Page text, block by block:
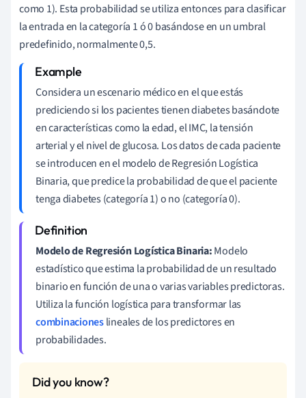
como 1). Esta probabilidad se utiliza entonces para clasificar
la entrada en la categoría 1 ó 0 basándose en un umbral
predefinido, normalmente 0,5.
Considera un escenario médico en el que estás
prediciendo si los pacientes tienen diabetes basándote
en características como la edad, el IMC, la tensión
arterial y el nivel de glucosa. Los datos de cada paciente
se introducen en el modelo de Regresión Logística
Binaria, que predice la probabilidad de que el paciente
tenga diabetes (categoría 1) o no (categoría 0).
Modelo de Regresión Logística Binaria:Modelo
estadístico que estima la probabilidad de un resultado
binario en función de una o varias variables predictoras.
Utiliza la función logística para transformar las
combinacioneslineales de los predictores en
probabilidades.